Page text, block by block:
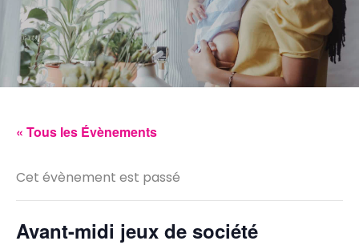
« Tous les Évènements
Cet évènement est passé
Avant-midi jeux de société